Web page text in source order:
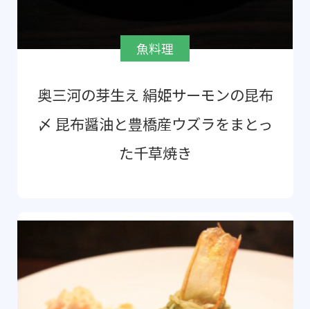
魚料理
奥三河の芽生え 絹姫サーモンの昆布
〆 昆布醤油と豊橋産ウズラをまとっ
た千草焼き